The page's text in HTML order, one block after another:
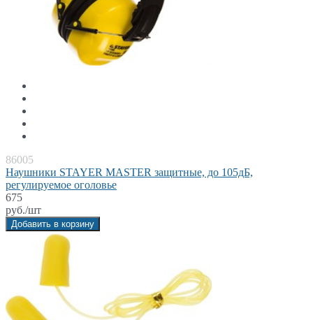
86005
Наушники STAYER MASTER защитные, до 105дБ,
регулируемое оголовье
675
руб./шт
Добавить в корзину